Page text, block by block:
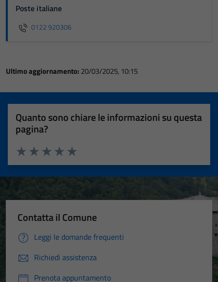
Poste italiane
0122 920306
Ultimo aggiornamento: 20/03/2025, 10:15
Quanto sono chiare le informazioni su questa
pagina?
Valuta 5 stelle su 5
Valuta 4 stelle su 5
Valuta 3 stelle su 5
Valuta 2 stelle su 5
Valuta 1 stelle su 5
Contatta il Comune
Leggi le domande frequenti
Richiedi assistenza
Prenota appuntamento